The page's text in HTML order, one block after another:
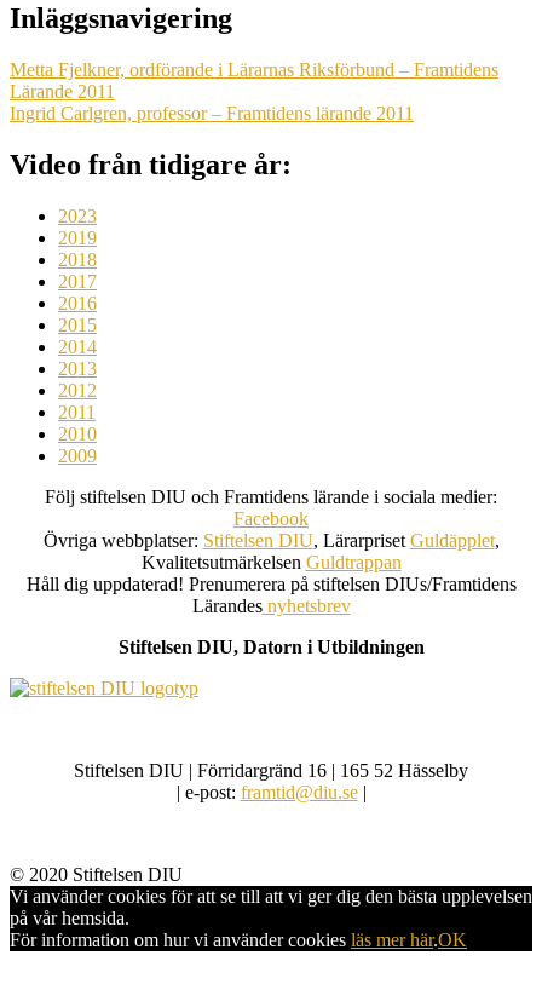
Inläggsnavigering
Metta Fjelkner, ordförande i Lärarnas Riksförbund – Framtidens
Lärande 2011
Ingrid Carlgren, professor – Framtidens lärande 2011
Video från tidigare år:
2023
2019
2018
2017
2016
2015
2014
2013
2012
2011
2010
2009
Följ stiftelsen DIU och Framtidens lärande i sociala medier:
Facebook
Övriga webbplatser: Stiftelsen DIU, Lärarpriset Guldäpplet,
Kvalitetsutmärkelsen Guldtrappan
Håll dig uppdaterad! Prenumerera på stiftelsen DIUs/Framtidens
Lärandesnyhetsbrev
Stiftelsen DIU, Datorn i Utbildningen
Stiftelsen DIU | Förridargränd 16 | 165 52 Hässelby
| e-post: framtid@diu.se|
© 2020 Stiftelsen DIU
Vi använder cookies för att se till att vi ger dig den bästa upplevelsen
på vår hemsida.
För information om hur vi använder cookies läs mer här.OK